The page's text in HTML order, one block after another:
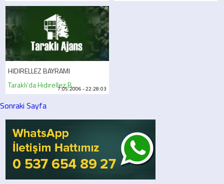
HIDIRELLEZ BAYRAMI
Taraklı'da Hıdırellez B...7.05.2006 - 22:28:03
Sonraki Sayfa